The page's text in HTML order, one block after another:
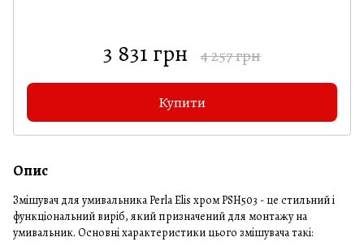
3 831 грн 4 257 грн
Купити
Опис
Змішувач для умивальника Perla Elis хром PSH503 - це стильний і
функціональний виріб, який призначений для монтажу на
умивальник. Основні характеристики цього змішувача такі: